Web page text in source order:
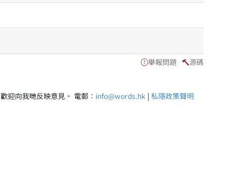
舉報問題 源碼
歡迎向我哋反映意見。 電郵： info@words.hk | 私隱政策聲明